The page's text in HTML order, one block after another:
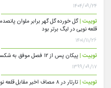
۱۴۰۴/۰۹/۲۴
توییت |گل خورده گل گهر برابر ملوان
قلعه نویی در لیگ برتر بود
۱۴۰۱/۱۱/۲۶
توییت | پیکان پس از ۱۲ فصل موفق به شکست تیم تحت هدایت قلعه‌نویی شد.
۱۳۹۹/۰۹/۱۷
توییت | تارتار در ۸ مصاف اخیر مقابل قلعه نویی تنها متحمل یک شکست شده است.